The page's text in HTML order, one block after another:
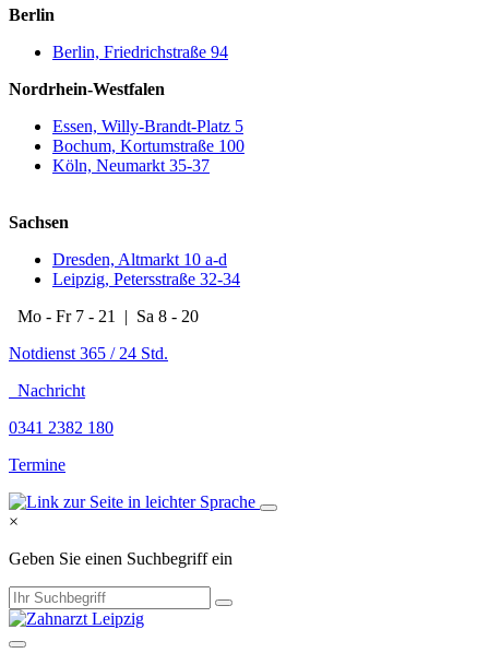
Berlin
Berlin, Friedrichstraße 94
Nordrhein-Westfalen
Essen, Willy-Brandt-Platz 5
Bochum, Kortumstraße 100
Köln, Neumarkt 35-37
Sachsen
Dresden, Altmarkt 10 a-d
Leipzig, Petersstraße 32-34
Mo - Fr 7 - 21 | Sa 8 - 20
Notdienst 365 / 24 Std.
Nachricht
0341 2382 180
Termine
×
Geben Sie einen Suchbegriff ein